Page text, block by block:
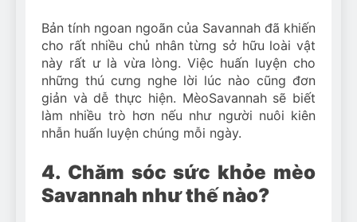
Bản tính ngoan ngoãn của Savannah đã khiến
cho rất nhiều chủ nhân từng sở hữu loài vật
này rất ư là vừa lòng. Việc huấn luyện cho
những thú cưng nghe lời lúc nào cũng đơn
giản và dễ thực hiện. MèoSavannah sẽ biết
làm nhiều trò hơn nếu như người nuôi kiên
nhẫn huấn luyện chúng mỗi ngày.
4. Chăm sóc sức khỏe mèo
Savannah như thế nào?